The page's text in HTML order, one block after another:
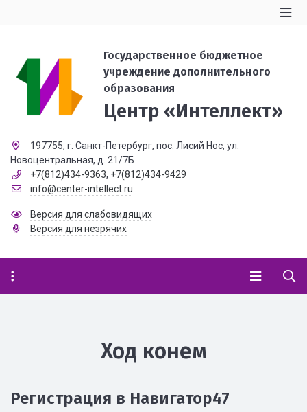
Государственное бюджетное
учреждение дополнительного
образования
Центр «Интеллект»
197755, г. Санкт-Петербург, пос. Лисий Нос, ул.
Новоцентральная, д. 21/7Б
+7(812)434-9363, +7(812)434-9429
info@center-intellect.ru
Версия для слабовидящих
Версия для незрячих
Ход конем
Регистрация в Навигатор47